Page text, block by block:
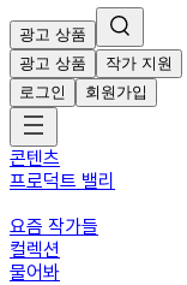
광고 상품
광고 상품
작가 지원
로그인
회원가입
콘텐츠
프로덕트 밸리
요즘 작가들
컬렉션
물어봐